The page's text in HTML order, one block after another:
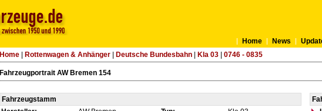
Home News
Home| Rottenwagen & Anhänger| Deutsche Bundesbahn| Kla 03| 0746 - 0835
Fahrzeugportrait AW Bremen 154
Fahrzeugstamm